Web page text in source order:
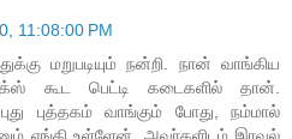
11:08:00 PM
மறுபடியும் நன்றி. நான் வாங்கிய
கூட பெட்டி கடைகளில் தான்.
புத்தகம் வாங்கும் போது, நம்மால்